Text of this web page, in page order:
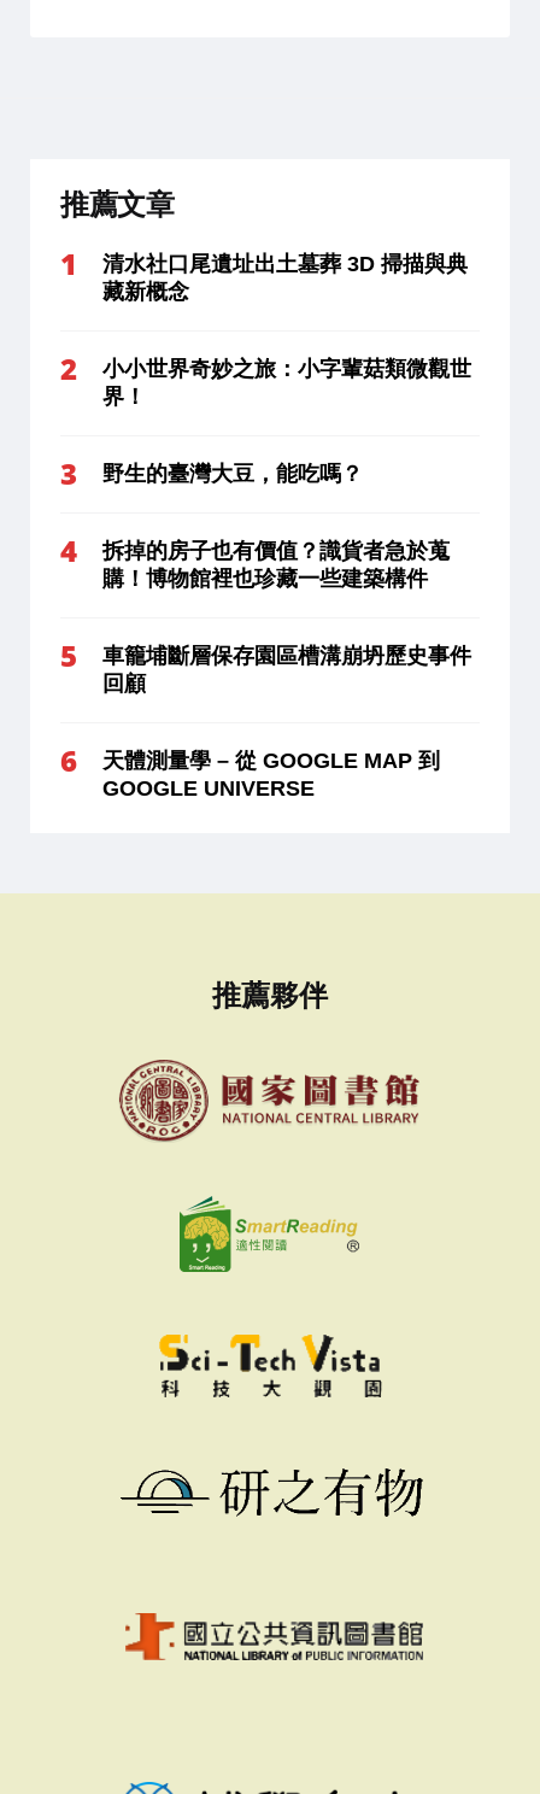
推薦文章
清水社口尾遺址出土墓葬 3D 掃描與典
藏新概念
小小世界奇妙之旅：小字輩菇類微觀世
界！
野生的臺灣大豆，能吃嗎？
拆掉的房子也有價值？識貨者急於蒐
購！博物館裡也珍藏一些建築構件
車籠埔斷層保存園區槽溝崩坍歷史事件
回顧
天體測量學 – 從 GOOGLE MAP 到
GOOGLE UNIVERSE
推薦夥伴